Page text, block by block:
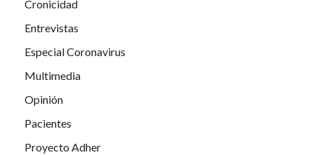
Cronicidad
Entrevistas
Especial Coronavirus
Multimedia
Opinión
Pacientes
Proyecto Adher